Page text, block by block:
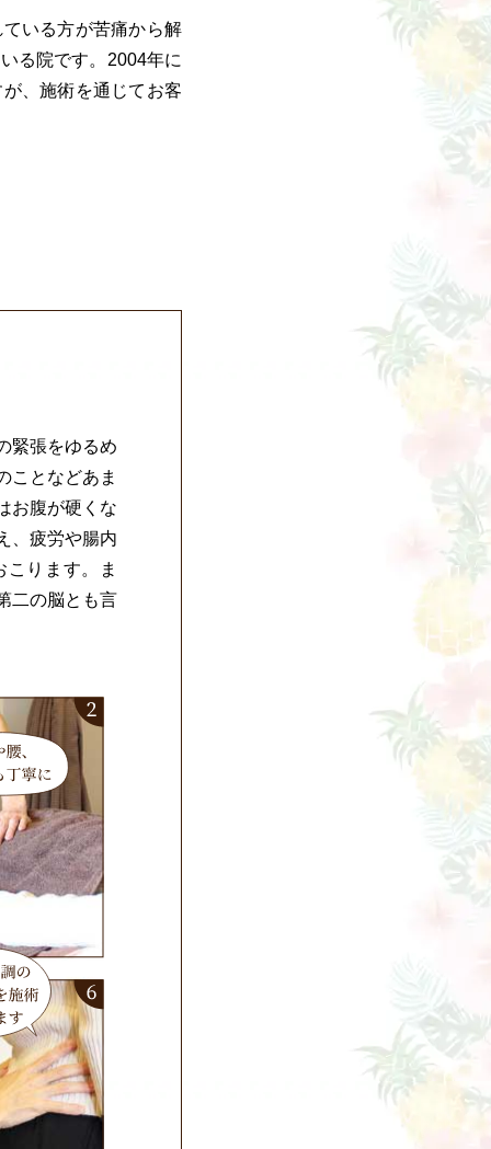
いる方が苦痛から解
る院です。2004年に
、施術を通じてお客
緊張をゆるめ
ことなどあま
お腹が硬くな
、疲労や腸内
ります。ま
二の脳とも言